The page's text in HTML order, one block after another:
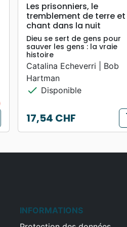
Les prisonniers, le
tremblement de terre et
chant dans la nuit
Dieu se sert de gens pour
sauver les gens : la vraie
histoire
Catalina Echeverri | Bob
Hartman
check Disponible
Prix
17,54 CHF
INFORMATIONS